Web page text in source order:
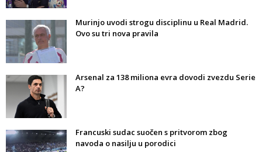
Murinjo uvodi strogu disciplinu u Real Madrid.
Ovo su tri nova pravila
Arsenal za 138 miliona evra dovodi zvezdu Serie
A?
Francuski sudac suočen s pritvorom zbog
navoda o nasilju u porodici